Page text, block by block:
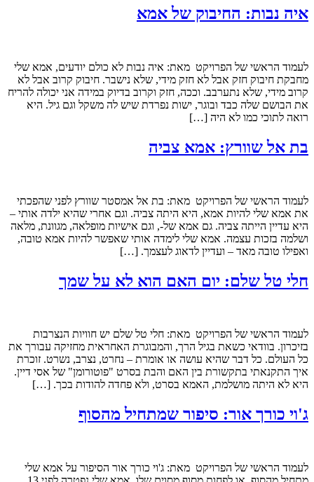
איה נבות: החיבוק של אמא
לעמוד הראשי של הפרויקט מאת: איה נבות לא כולם יודעים, אמא שלי
מחבקת חיבוק חזק אבל לא חזק מידי, שלא נישבר. חיבוק קרוב אבל לא
קרוב מידי, שלא נתערבב. וככה, חזק וקרוב בדיוק במידה אני יכולה להריח
את הבושם שלה כבד ובוגר, ישות נפרדת שיש לה משקל וגם גיל. היא
רואה לתוכי כמו לא היה […]
בת אל שוורץ: אמא צביה
לעמוד הראשי של הפרויקט מאת: בת אל אמסטר שוורץ לפני שהפכתי
את אמא שלי להיות אמא, היא היתה צביה. וגם אחרי שהיא ילדה אותי –
היא עדיין הייתה צביה. גם אמא של-, וגם אישיות מופלאה, מגוונת, מלאה
ושלמה בזכות עצמה. אמא שלי לימדה אותי שאפשר להיות אמא טובה,
ואפילו טובה מאד – ועדיין לדאוג לעצמך. […]
חלי טל שלם: יום האם הוא לא על שמך
לעמוד הראשי של הפרויקט מאת: חלי טל שלם יש חוויות הנצרבות
בזיכרון. בוודאי כשאת בגיל הרך, והמבוגרת האחראית מחזיקה עבורך את
כל העולם. כל דבר שהיא עושה או אומרת – נחרט, נצרב, נשרט. זוכרת
איך התקנאתי בתקשורת בין האם והבת בסרט "פוטורומן" של אסי דיין.
היא לא היתה מושלמת, האמא בסרט, ולא פחדה להודות בכך. […]
ג'וי כורך אור: סיפור שמתחיל מהסוף
לעמוד הראשי של הפרויקט מאת: ג'וי כורך אור הסיפור על אמא שלי